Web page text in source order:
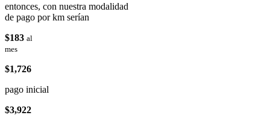
entonces, con nuestra modalidad
de pago por km serían
$183 al
mes
$1,726
pago inicial
$3,922